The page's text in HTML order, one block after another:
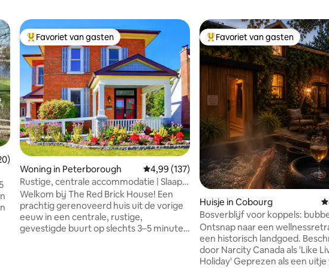
beoordeling van 4,98 uit 5, 120 recensies
Topfavoriet van gasten
Favoriet van gasten
Woning in Peterborough Gemiddelde beoordeling van 4,99 uit 5, 137
4,99 (137)
Rustige, centrale accommodatie | Slaapt
6 | Parkeerplaats + terras
Welkom bij The Red Brick House! Een
prachtig gerenoveerd huis uit de vorige
eeuw in een centrale, rustige,
gevestigde buurt op slechts 3–5 minuten
Topfavoriet van gasten
Favoriet van gasten
Huisje in Cobourg
Bosverblijf voor koppels:
sauna, open haard
Ontsnap naar een
een historisch landgoed. Beschreven
door Narcity Canada als 'Like
Holiday' Geprezen als een uitje voor